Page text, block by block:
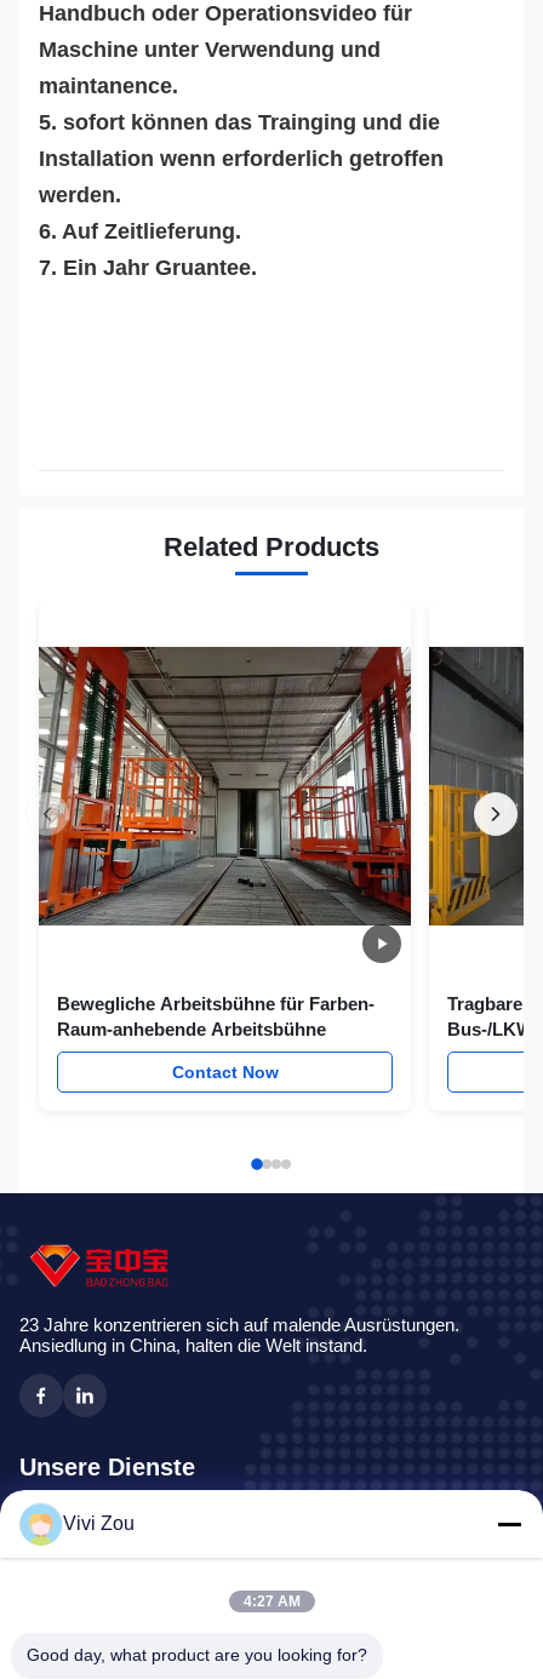
Handbuch oder Operationsvideo für
Maschine unter Verwendung und
maintanence.
5. sofort können das Trainging und die
Installation wenn erforderlich getroffen
werden.
6. Auf Zeitlieferung.
7. Ein Jahr Gruantee.
Related Products
Bewegliche Arbeitsbühne für Farben-
Raum-anhebende Arbeitsbühne
Contact Now
Tragbare
Bus-/
23 Jahre konzentrieren sich auf malende Ausrüstungen.
Ansiedlung in China, halten die Welt instand.
Unsere Dienste
Fahrzeug-Malerei-Fertigungsstraße
Automobilfarben-Linie
Bus-Spraystand
Vivi Zou
4:27 AM
Good day, what product are you looking for?